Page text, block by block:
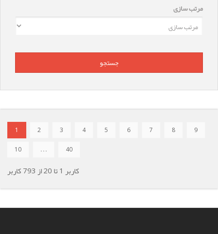
مرتب سازی
1 2 3 4 5 6 7 8
9
10
. . . 40
کاربر 1تا20از793کاربر